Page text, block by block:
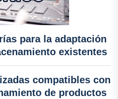
para la adaptación
existentes
compatibles con
de productos